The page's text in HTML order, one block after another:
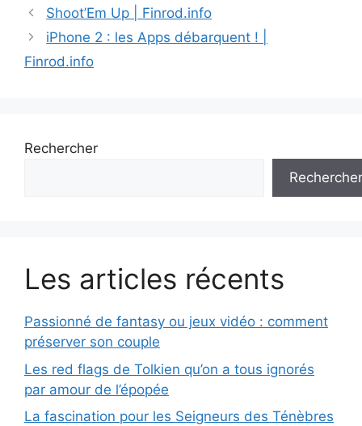
Shoot’Em Up | Finrod.info
iPhone 2 : les Apps débarquent ! |
Finrod.info
Rechercher
Rechercher
Les articles récents
Passionné de fantasy ou jeux vidéo : comment
préserver son couple
Les red flags de Tolkien qu’on a tous ignorés
par amour de l’épopée
La fascination pour les Seigneurs des Ténèbres